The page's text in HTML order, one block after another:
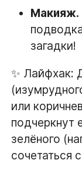
Макияж.
загадки!
✨ Лайфхак:
или
подчеркнут
зелёного
сочетаться